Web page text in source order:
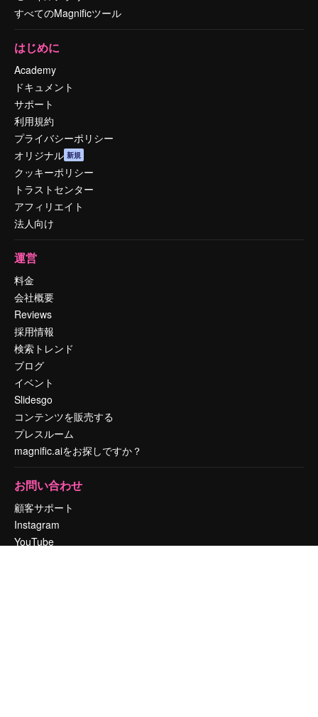
すべてのMagnificツール
はじめに
Academy
ドキュメント
サポート
利用規約
プライバシーポリシー
オリジナル 新規
クッキーポリシー
トラストセンター
アフィリエイト
法人向け
運営
料金
会社概要
Reviews
採用情報
検索トレンド
ブログ
イベント
Slidesgo
コンテンツを販売する
プレスルーム
magnific.aiをお探しですか？
お問い合わせ
顧客サポート
Instagram
YouTube